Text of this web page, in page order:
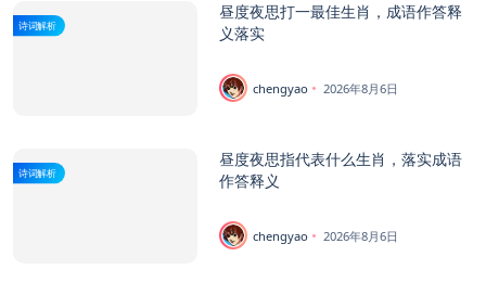
诗词解析
昼度夜思打一最佳生肖，成语作答释
义落实
chengyao 2026年8月6日
诗词解析
昼度夜思指代表什么生肖，落实成语
作答释义
chengyao 2026年8月6日